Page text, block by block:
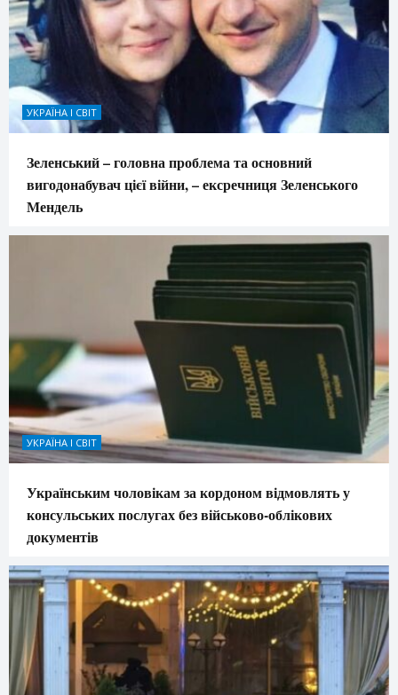
УКРАЇНА І СВІТ
Зеленський – головна проблема та основний
вигодонабувач цієї війни, – ексречниця Зеленського
Мендель
УКРАЇНА І СВІТ
Українським чоловікам за кордоном відмовлять у
консульських послугах без військово-облікових
документів